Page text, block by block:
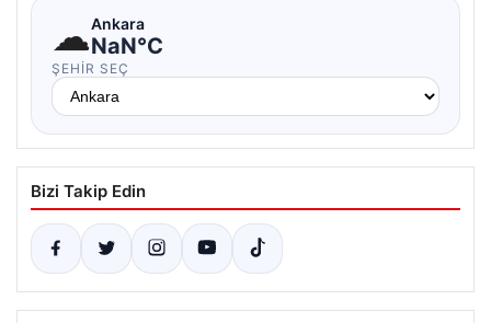
☁Ankara
NaN°C
ŞEHIR SEÇ
Bizi Takip Edin